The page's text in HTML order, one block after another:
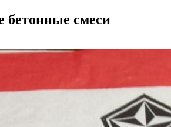
бетонные смеси